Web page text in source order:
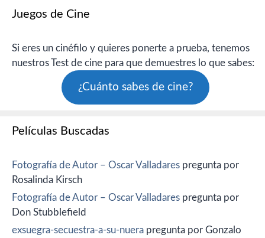
Juegos de Cine
Si eres un cinéfilo y quieres ponerte a prueba, tenemos
nuestros Test de cine para que demuestres lo que sabes:
¿Cuánto sabes de cine?
Películas Buscadas
Fotografía de Autor – Oscar Valladares pregunta por
Rosalinda Kirsch
Fotografía de Autor – Oscar Valladares pregunta por
Don Stubblefield
exsuegra-secuestra-a-su-nuera pregunta por Gonzalo